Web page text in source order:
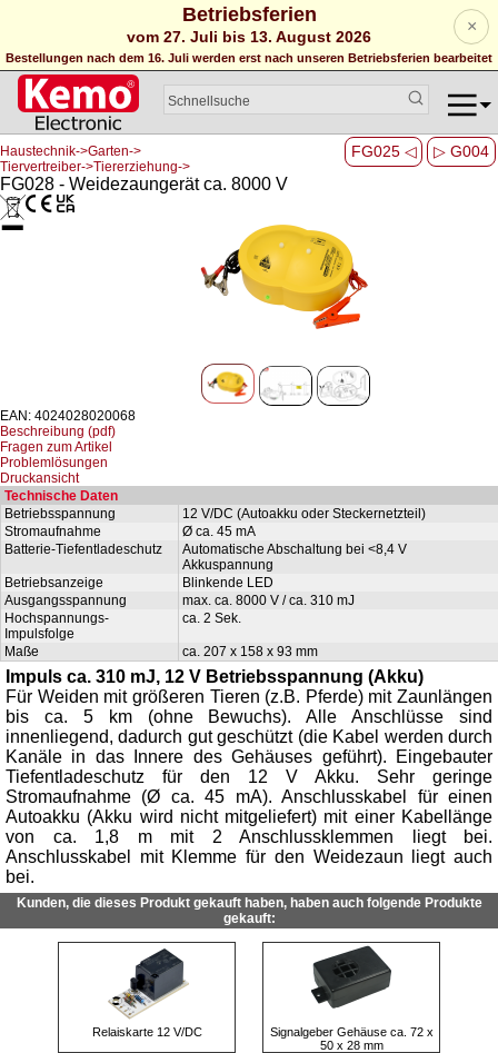
Betriebsferien
vom 27. Juli bis 13. August 2026
Bestellungen nach dem 16. Juli werden erst nach unseren Betriebsferien bearbeitet
×
FG025 ◁ ▷ G004
Haustechnik->Garten->
Tiervertreiber->Tiererziehung->
FG028 - Weidezaungerät ca. 8000 V
EAN: 4024028020068
Beschreibung (pdf)
Fragen zum Artikel
Problemlösungen
Druckansicht
Technische Daten
Betriebsspannung
12 V/DC (Autoakku oder Steckernetzteil)
Stromaufnahme
Ø ca. 45 mA
Batterie-Tiefentladeschutz
Automatische Abschaltung bei <8,4 V
Akkuspannung
Betriebsanzeige
Blinkende LED
Ausgangsspannung
max. ca. 8000 V / ca. 310 mJ
Hochspannungs-
Impulsfolge
ca. 2 Sek.
Maße ca. 207 x 158 x 93 mm
Impuls ca. 310 mJ, 12 V Betriebsspannung (Akku)
Für Weiden mit größeren Tieren (z.B. Pferde) mit Zaunlängen
bis ca. 5 km (ohne Bewuchs). Alle Anschlüsse sind
innenliegend, dadurch gut geschützt (die Kabel werden durch
Kanäle in das Innere des Gehäuses geführt). Eingebauter
Tiefentladeschutz für den 12 V Akku. Sehr geringe
Stromaufnahme (Ø ca. 45 mA). Anschlusskabel für einen
Autoakku (Akku wird nicht mitgeliefert) mit einer Kabellänge
von ca. 1,8 m mit 2 Anschlussklemmen liegt bei.
Anschlusskabel mit Klemme für den Weidezaun liegt auch
bei.
Kunden, die dieses Produkt gekauft haben, haben auch folgende Produkte
gekauft:
Relaiskarte 12 V/DC
Signalgeber Gehäuse ca. 72 x
50 x 28 mm